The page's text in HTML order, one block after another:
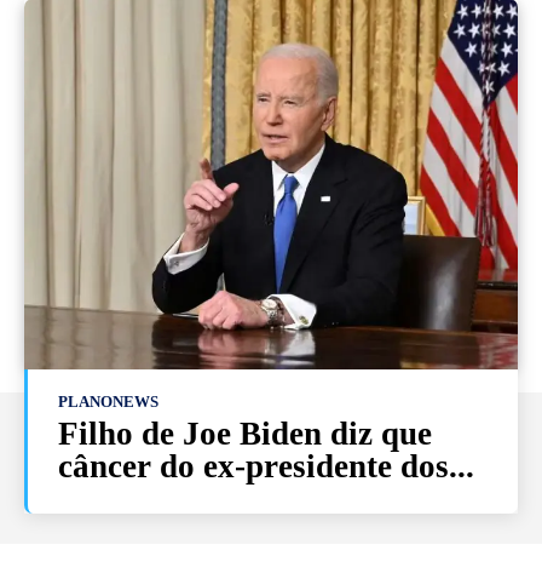
PLANONEWS
Filho de Joe Biden diz que
câncer do ex-presidente dos...